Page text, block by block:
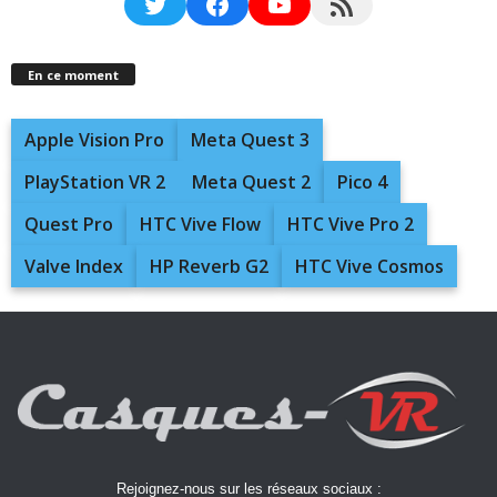
En ce moment
Apple Vision Pro
Meta Quest 3
PlayStation VR 2
Meta Quest 2
Pico 4
Quest Pro
HTC Vive Flow
HTC Vive Pro 2
Valve Index
HP Reverb G2 HTC Vive Cosmos
Rejoignez-nous sur les réseaux sociaux :